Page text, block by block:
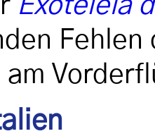
Exoteleia
am